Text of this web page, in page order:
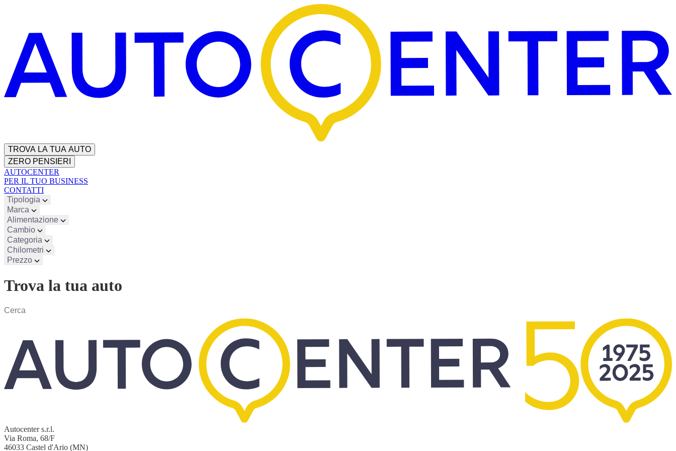
TROVA LA TUA AUTO
ZERO PENSIERI
AUTOCENTER
PER IL TUO BUSINESS
CONTATTI
Tipologia
Marca
Alimentazione
Cambio
Categoria
Chilometri
Prezzo
Trova la tua auto
Autocenter s.r.l.
Via Roma, 68/F
46033 Castel d'Ario (MN)